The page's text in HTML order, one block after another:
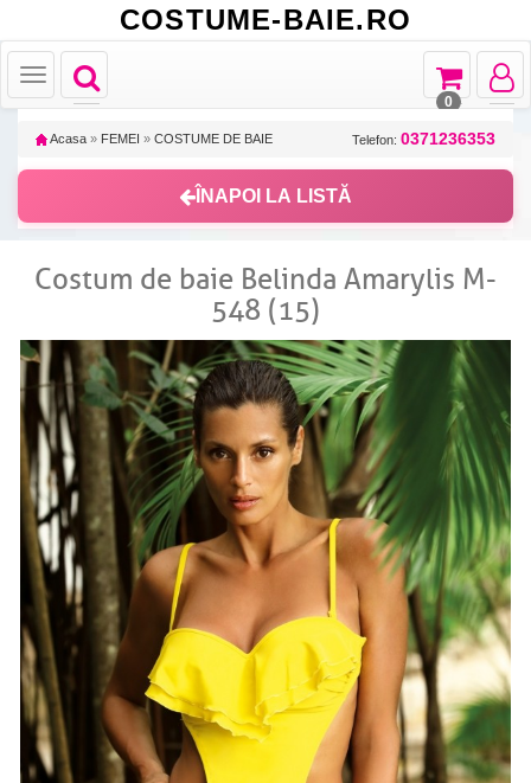
COSTUME-BAIE.RO
Toggle
navigation
Toggle
navigation
Toggle
Toggle
navigation
0
Acasa » FEMEI » COSTUME DE BAIE Telefon: 0371236353
ÎNAPOI LA LISTĂ
Costum de baie Belinda Amarylis M-
548 (15)